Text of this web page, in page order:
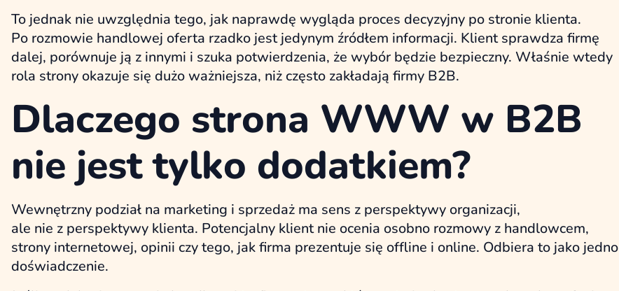
To jednak nie uwzględnia tego, jak naprawdę wygląda proces decyzyjny po stronie klienta.
Po rozmowie handlowej oferta rzadko jest jedynym źródłem informacji. Klient sprawdza firmę
dalej, porównuje ją z innymi i szuka potwierdzenia, że wybór będzie bezpieczny. Właśnie wtedy
rola strony okazuje się dużo ważniejsza, niż często zakładają firmy B2B.
Dlaczego strona WWW w B2B
nie jest tylko dodatkiem?
Wewnętrzny podział na marketing i sprzedaż ma sens z perspektywy organizacji,
ale nie z perspektywy klienta. Potencjalny klient nie ocenia osobno rozmowy z handlowcem,
strony internetowej, opinii czy tego, jak firma prezentuje się offline i online. Odbiera to jako jedno
doświadczenie.